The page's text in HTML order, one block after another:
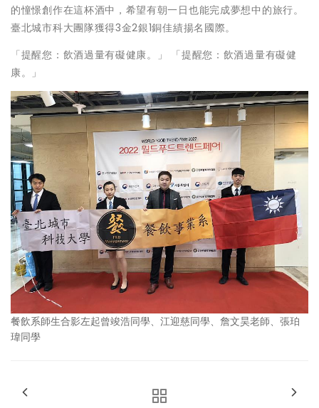
的憧憬創作在這杯酒中，希望有朝一日也能完成夢想中的旅行。
臺北城市科大團隊獲得3金2銀1銅佳績揚名國際。
「提醒您：飲酒過量有礙健康。」 「提醒您：飲酒過量有礙健
康。」
餐飲系師生合影左起曾竣浩同學、江迎慈同學、詹文昊老師、張珀
瑋同學